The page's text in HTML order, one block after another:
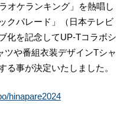
オケランキング」を熱唱し
クパレード」（日本テレビ
化を記念してUP-Tコラボシ
ツや番組衣装デザインTシャ
る事が決定いたしました。
hinapare2024